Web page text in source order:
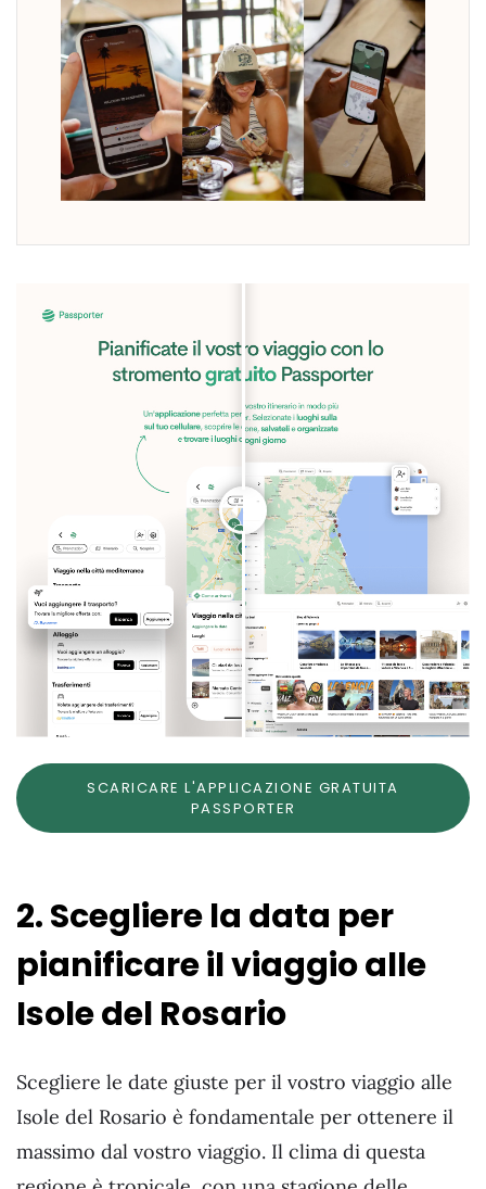
SCARICARE L'APPLICAZIONE GRATUITA
PASSPORTER
2. Scegliere la data per
pianificare il viaggio alle
Isole del Rosario
Scegliere le date giuste per il vostro viaggio alle
Isole del Rosario è fondamentale per ottenere il
massimo dal vostro viaggio. Il clima di questa